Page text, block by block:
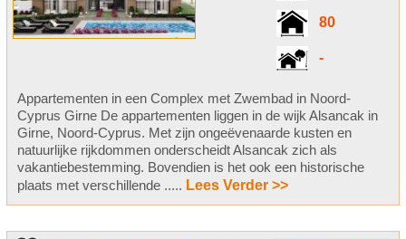
80
-
Appartementen in een Complex met Zwembad in Noord-
Cyprus Girne De appartementen liggen in de wijk Alsancak in
Girne, Noord-Cyprus. Met zijn ongeëvenaarde kusten en
natuurlijke rijkdommen onderscheidt Alsancak zich als
vakantiebestemming. Bovendien is het ook een historische
plaats met verschillende ..... Lees Verder >>